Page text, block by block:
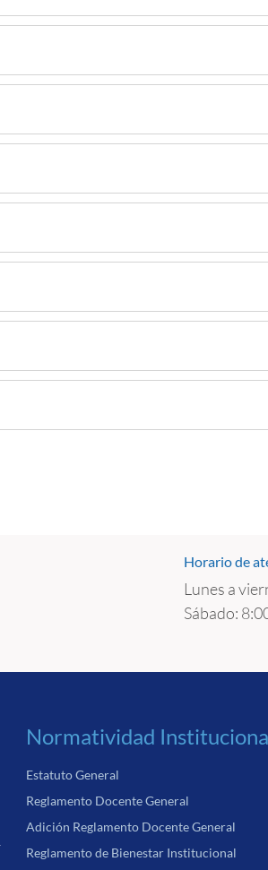
Horario de
Lunes a
Sábado:
Normatividad
Estatuto General
Reglamento Docente General
Adición Reglamento Docente General
Reglamento de Bienestar Institucional